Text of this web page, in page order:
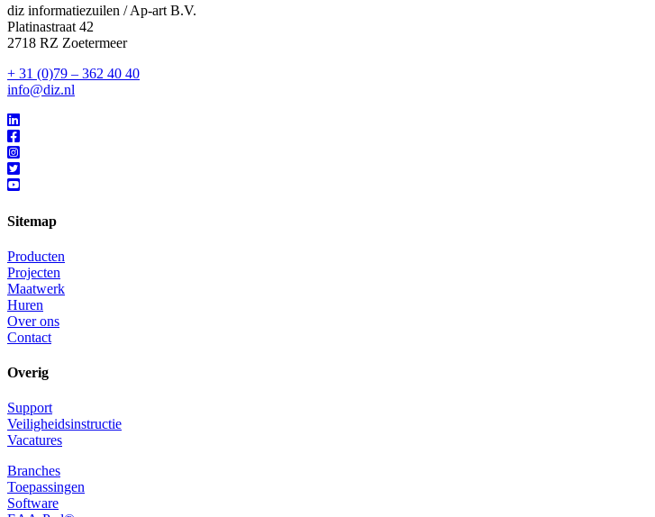
diz informatiezuilen / Ap-art B.V.
Platinastraat 42
2718 RZ Zoetermeer
+ 31 (0)79 – 362 40 40
info@diz.nl
Sitemap
Producten
Projecten
Maatwerk
Huren
Over ons
Contact
Overig
Support
Veiligheidsinstructie
Vacatures
Branches
Toepassingen
Software